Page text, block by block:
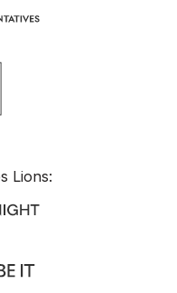
Lions: